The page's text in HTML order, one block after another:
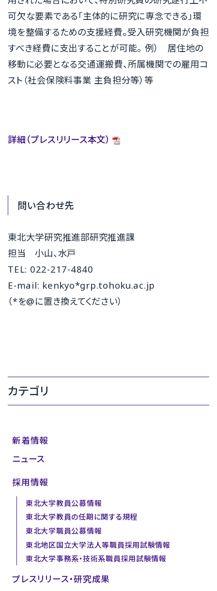
可欠な要素である「主体的に研究に専念できる」環
境を整備するための支援経費。受入研究機関が負担
すべき経費に支出することが可能。 例） 居住地の
移動に必要となる交通運搬費、所属機関での雇用コ
スト（社会保険料事業 主負担分等）等
詳細（プレスリリース本文）
問い合わせ先
東北大学研究推進部研究推進課
担当 小山、水戸
TEL: 022-217-4840
E-mail: kenkyo*grp.tohoku.ac.jp
（*を@に置き換えてください）
カテゴリ
新着情報
ニュース
採用情報
東北大学教員公募情報
東北大学教員の任期に関する規程
東北大学職員公募情報
東北地区国立大学法人等職員採用試験情報
東北大学事務系・技術系職員採用試験情報
プレスリリース・研究成果